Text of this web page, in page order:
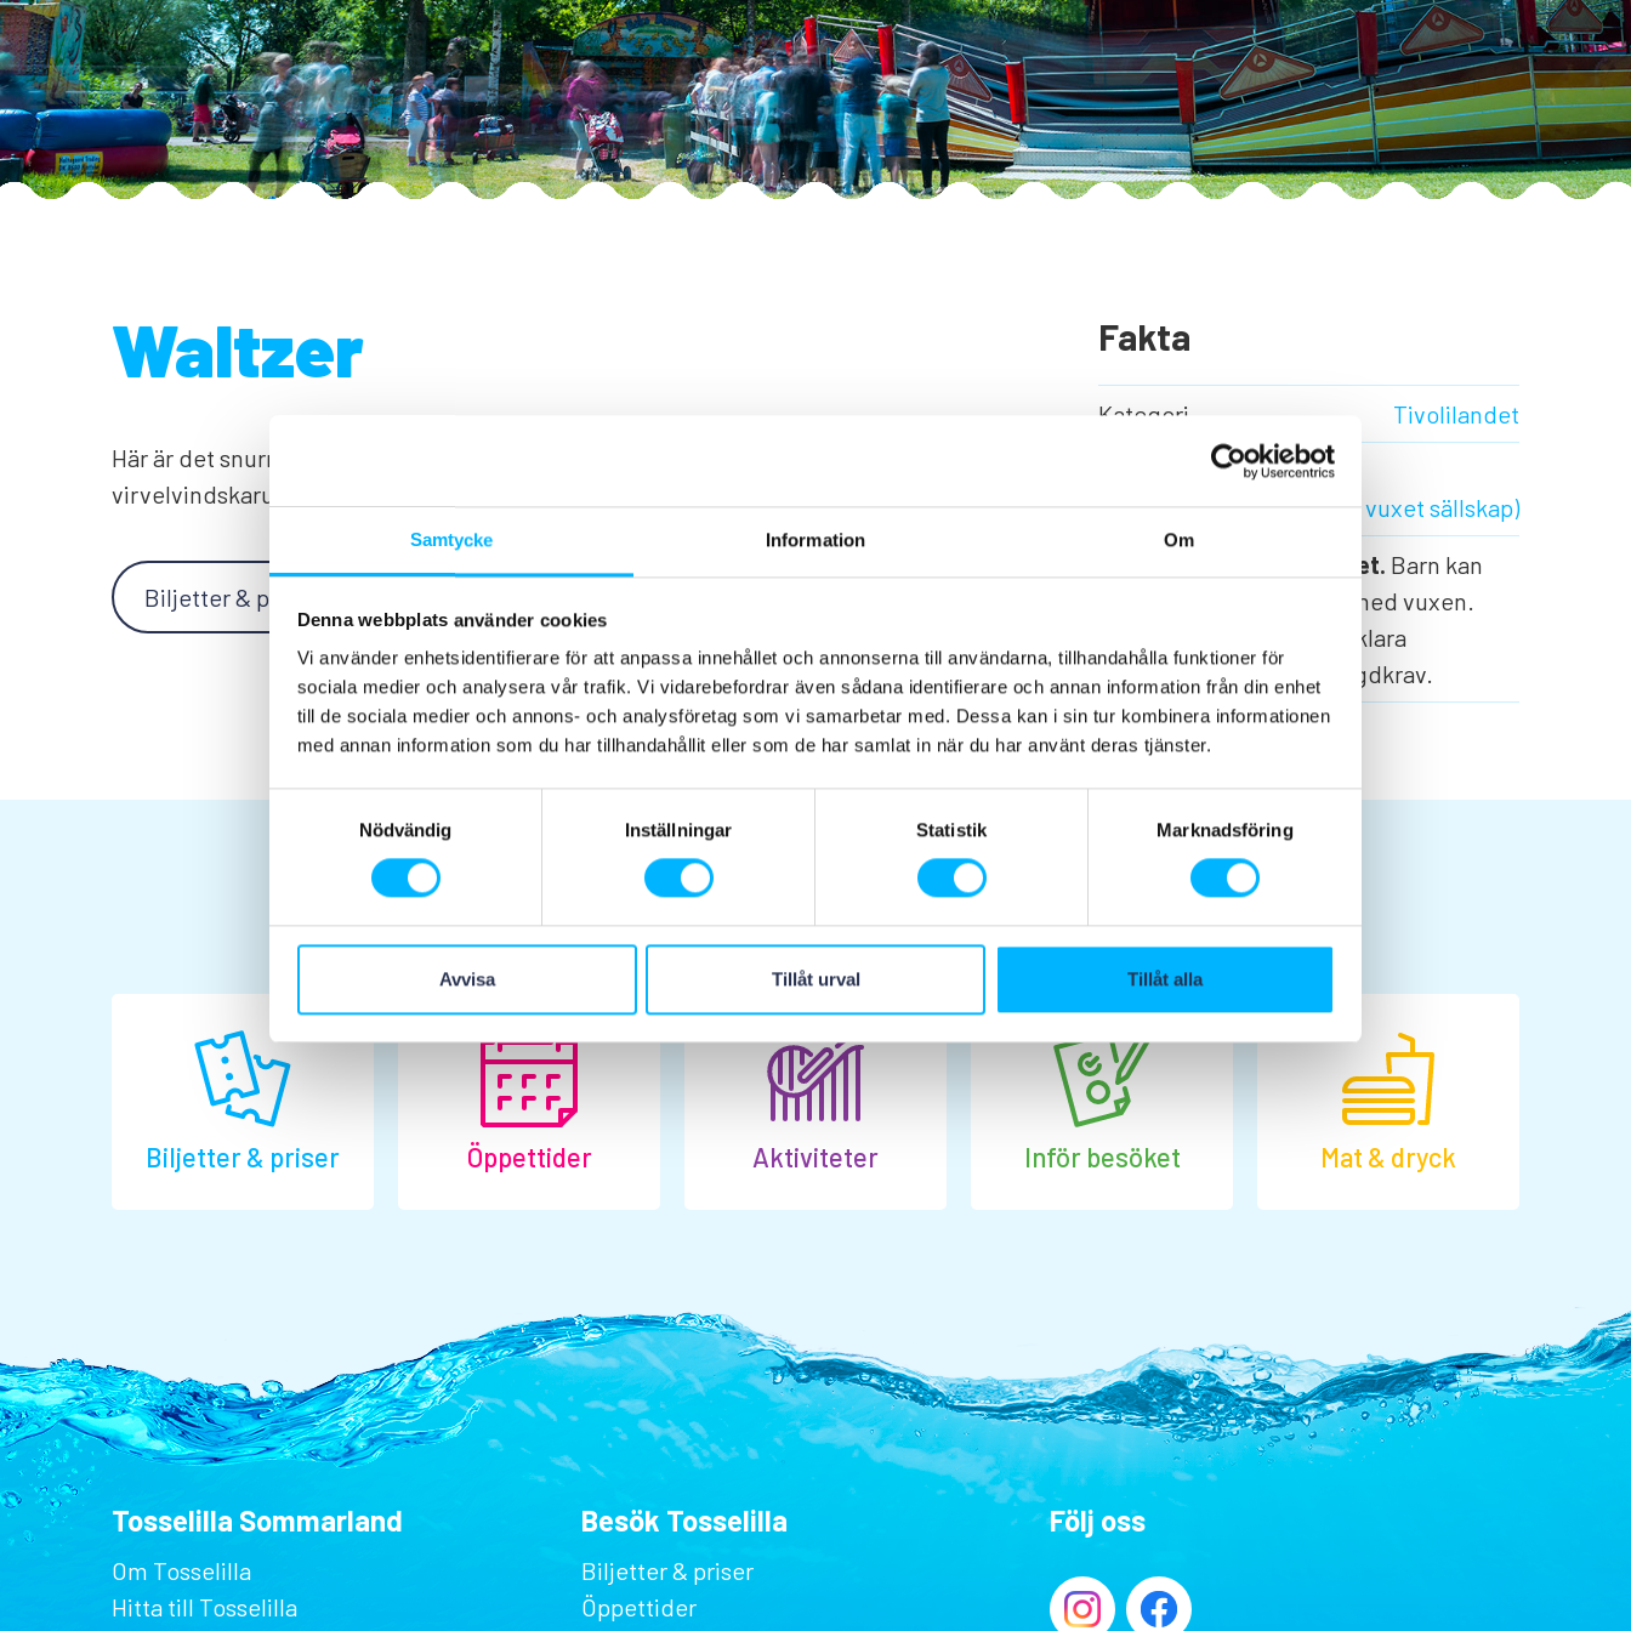
Samtycke Information Om
Denna webbplats använder cookies
Vi använder enhetsidentifierare för att anpassa innehållet och annonserna till användarna, tillhandahålla funktioner för
sociala medier och analysera vår trafik. Vi vidarebefordrar även sådana identifierare och annan information från din enhet
till de sociala medier och annons- och analysföretag som vi samarbetar med. Dessa kan i sin tur kombinera informationen
med annan information som du har tillhandahållit eller som de har samlat in när du har använt deras tjänster.
Nödvändig
Inställningar Statistik Marknadsföring
Avvisa Tillåt urval Tillåt alla
Waltzer
Här är det snurrvarning! Åk så mycket du vill och orkar i denna
virvelvindskarusell, men ställ dig sist i kön efter avslutad tur så att alla får åka.
Biljetter & priser
Fakta
Kategori
Tivolilandet
Längdkrav
120 cm (90 cm i vuxet sällskap)
Familjeaktivitet. Barn kan
åka i sällskap med vuxen.
Barnet måste klara
eventuellt längdkrav.
Planera ditt besök
Biljetter & priser Öppettider Aktiviteter Inför besöket Mat & dryck
Tosselilla Sommarland
Om Tosselilla
Hitta till Tosselilla
Besök Tosselilla
Biljetter & priser
Öppettider
Följ oss